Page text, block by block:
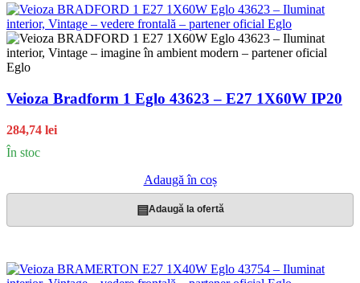
Veioza Bradform 1 Eglo 43623 – E27 1X60W IP20
284,74 lei
În stoc
Adaugă în coș
▤Adaugă la ofertă